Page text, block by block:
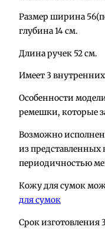
ч
е
т
в
т
о
в
а
р
С
у
м
Размер ширина
глубина 14 см.
Длина ручек 52 см.
Имеет 3
Особенности
ремешки, которые
Возможно
из представленных
периодичностью
Кожу для сумок
для сумок
Срок изготовления